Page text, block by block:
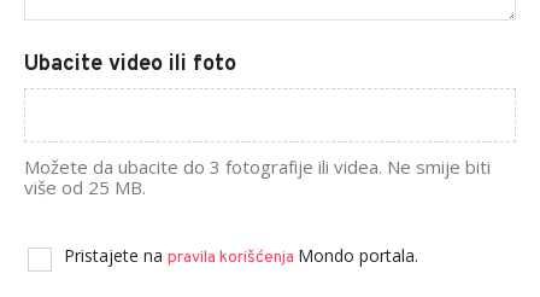
Ubacite video ili foto
Možete da ubacite do 3 fotografije ili videa. Ne smije biti
više od 25 MB.
Pristajete na pravila korišćenja Mondo portala.